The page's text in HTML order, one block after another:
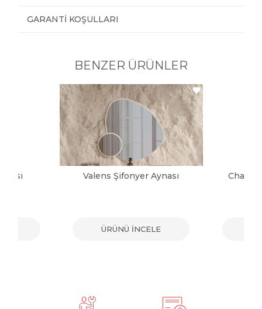
GARANTI KOŞULLARI
BENZER ÜRÜNLER
Valens Şifonyer Aynası
ÜRÜNÜ İNCELE
Charm